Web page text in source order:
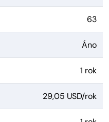
63
Áno
1 rok
29,05 USD/rok